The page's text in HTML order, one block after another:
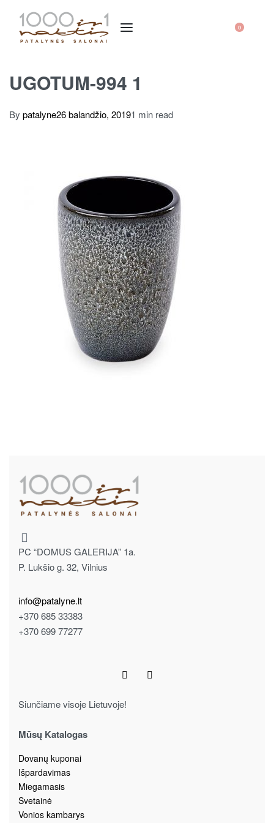
0
UGOTUM-994 1
By patalyne26 balandžio, 20191 min read
PC “DOMUS GALERIJA” 1a.
P. Lukšio g. 32, Vilnius
info@patalyne.lt
+370 685 33383
+370 699 77277
Siunčiame visoje Lietuvoje!
Mūsų Katalogas
Dovanų kuponai
Išpardavimas
Miegamasis
Svetainė
Vonios kambarys